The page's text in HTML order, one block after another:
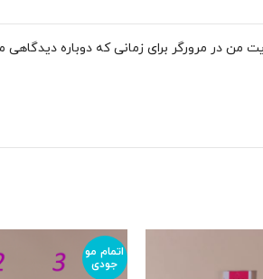
من در مرورگر برای زمانی که دوباره
اتمام مو
جودی